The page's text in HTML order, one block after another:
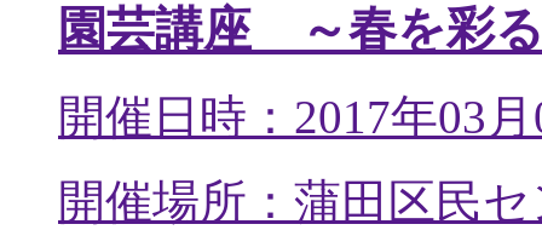
園芸講座 ～春を彩
開催日時：2017年03
開催場所：蒲田区民